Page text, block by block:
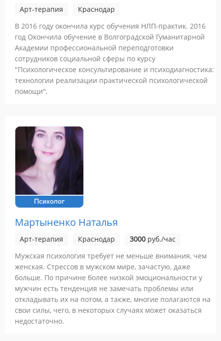
Арт-терапия
Краснодар
В 2016 году окончила курс обучения НЛП-практик. 2016
год Окончила обучение в Волгоградской Гуманитарной
Академии профессиональной переподготовки
сотрудников социальной сферы по курсу
"Психологическое консультирование и психодиагностика:
технологии реализации практической психологической
помощи".
Психолог
Мартыненко Наталья
Арт-терапия Краснодар 3000 руб./час
Мужская психология требует не меньше внимания, чем
женская. Стрессов в мужском мире, зачастую, даже
больше. По причине более низкой эмоциональности у
мужчин есть тенденция не замечать проблемы или
откладывать их на потом, а также, многие полагаются на
свои силы, чего, в некоторых случаях может оказаться
недостаточно.